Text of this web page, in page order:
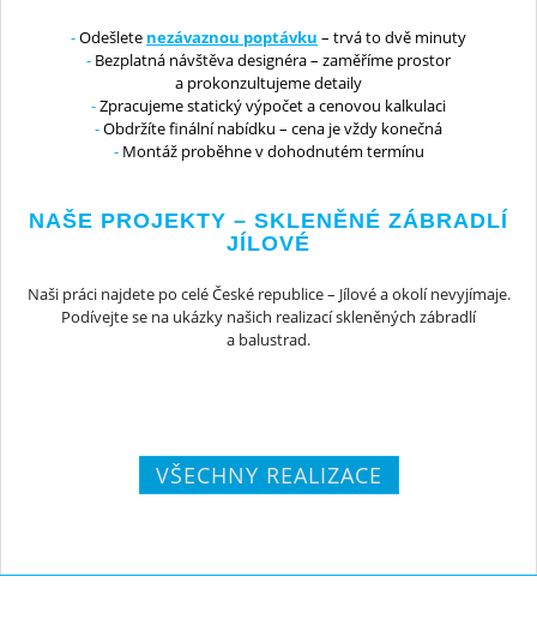
Odešlete nezávaznou poptávku – trvá to dvě minuty
Bezplatná návštěva designéra – zaměříme prostor
a prokonzultujeme detaily
Zpracujeme statický výpočet a cenovou kalkulaci
Obdržíte finální nabídku – cena je vždy konečná
Montáž proběhne v dohodnutém termínu
NAŠE PROJEKTY – SKLENĚNÉ ZÁBRADLÍ
JÍLOVÉ
Naši práci najdete po celé České republice – Jílové a okolí nevyjímaje.
Podívejte se na ukázky našich realizací skleněných zábradlí
a balustrad.
VŠECHNY REALIZACE